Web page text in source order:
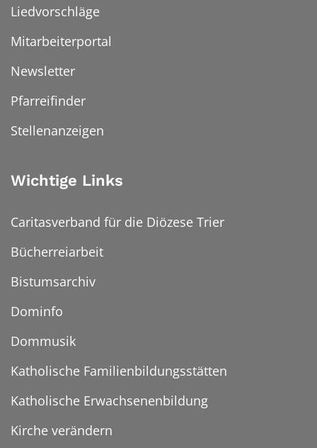
Liedvorschläge
Mitarbeiterportal
Newsletter
Pfarreifinder
Stellenanzeigen
Wichtige Links
Caritasverband für die Diözese Trier
Bücherreiarbeit
Bistumsarchiv
Dominfo
Dommusik
Katholische Familienbildungsstätten
Katholische Erwachsenenbildung
Kirche verändern